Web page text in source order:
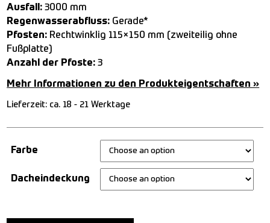
Ausfall: 3000 mm
Regenwasserabfluss: Gerade*
Pfosten: Rechtwinklig 115×150 mm (zweiteilig ohne
Fußplatte)
Anzahl der Pfoste: 3
Mehr Informationen zu den Produkteigentschaften »
Lieferzeit: ca. 18 - 21 Werktage
Farbe
Dacheindeckung